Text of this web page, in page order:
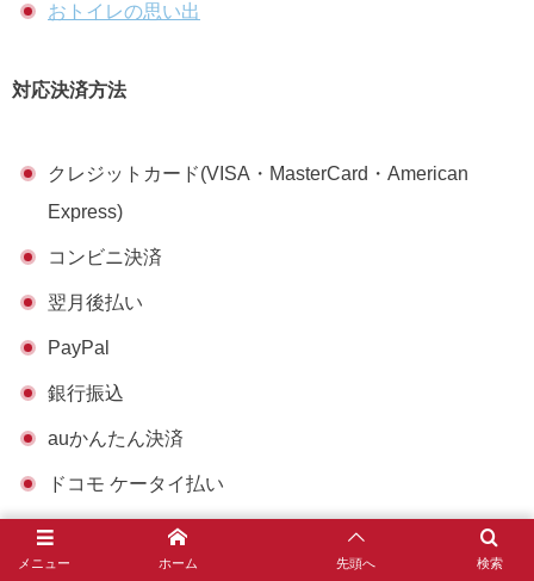
おトイレの思い出
対応決済方法
クレジットカード(VISA・MasterCard・American
Express)
コンビニ決済
翌月後払い
PayPal
銀行振込
auかんたん決済
ドコモ ケータイ払い
American Expressソフトバンクまとめて支払い
楽天ペイ
メニュー 検索
ホーム 先頭へ